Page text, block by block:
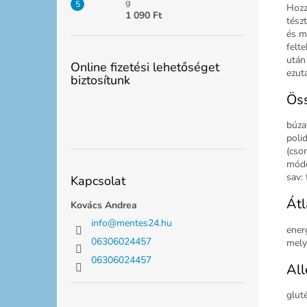
g
1 090 Ft
Online fizetési lehetőséget
biztosítunk
Kapcsolat
Kovács Andrea
info@mentes24.hu
06306024457
06306024457
és
sav: